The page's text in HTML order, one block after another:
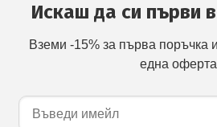
Искаш да си първи
Вземи -15% за първа поръчка
една